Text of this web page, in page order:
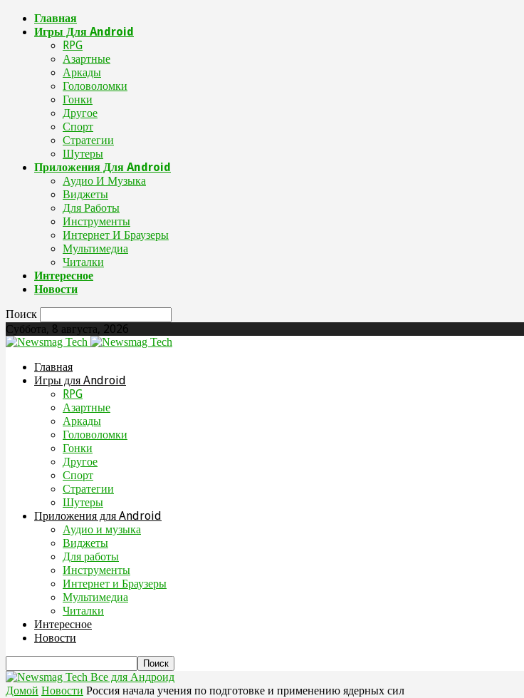
Главная
Игры Для Android
RPG
Азартные
Аркады
Головоломки
Гонки
Другое
Спорт
Стратегии
Шутеры
Приложения Для Android
Аудио И Музыка
Виджеты
Для Работы
Инструменты
Интернет И Браузеры
Мультимедиа
Читалки
Интересное
Новости
Поиск
Суббота, 8 августа, 2026
Главная
Игры для Android
RPG
Азартные
Аркады
Головоломки
Гонки
Другое
Спорт
Стратегии
Шутеры
Приложения для Android
Аудио и музыка
Виджеты
Для работы
Инструменты
Интернет и Браузеры
Мультимедиа
Читалки
Интересное
Новости
Все для Андроид
Домой Новости Россия начала учения по подготовке и применению ядерных сил